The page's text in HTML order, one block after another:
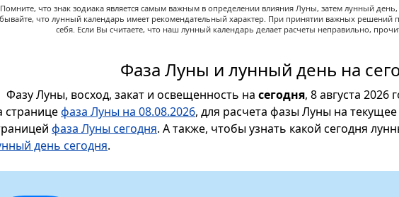
Помните, что знак зодиака является самым важным в определении влияния Луны, затем лунный
что лунный календарь имеет рекомендательный характер. При принятии важных решений
себя. Если Вы считаете, что наш лунный календарь делает расчеты неправильно,
Фаза Луны и лунный день на
Фазу Луны, восход, закат и освещенность на сегодня, 8 августа
страницефаза Луны на 08.08.2026, для расчета фазы Луны на
фаза Луны сегодня. А также, чтобы узнать какой сегодня
день сегодня.